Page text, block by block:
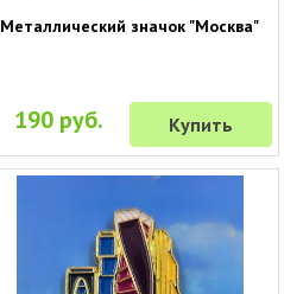
Металлический значок "Москва"
190 руб. Купить